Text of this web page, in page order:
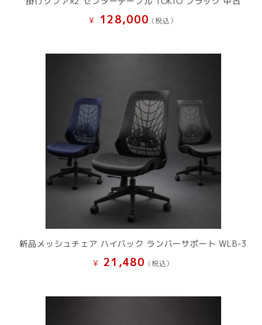
¥ 128,000 (税込）
新品メッシュチェア ハイバック ランバーサポート WLB-3
¥ 21,480 (税込）